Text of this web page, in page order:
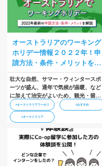
説します。…
オーストラリアのワーキング
ホリデー情報２０２２年！申
請方法・条件・メリットを解
説
壮大な自然、サマー・ウィンタースポ
ーツが盛ん、通年で気候が温暖、など
に加えて治安がよいため、観光・留学
と大人気のオーストラリア。この記事
では、オーストラリアのワーキングホ
リデー最新情報（２０２２年版）の申
請方法、参加条件、そして滞在するメ
リットを解説していきます。…
#オーストラリアワーホリ #おすすめ
#オーストラリア